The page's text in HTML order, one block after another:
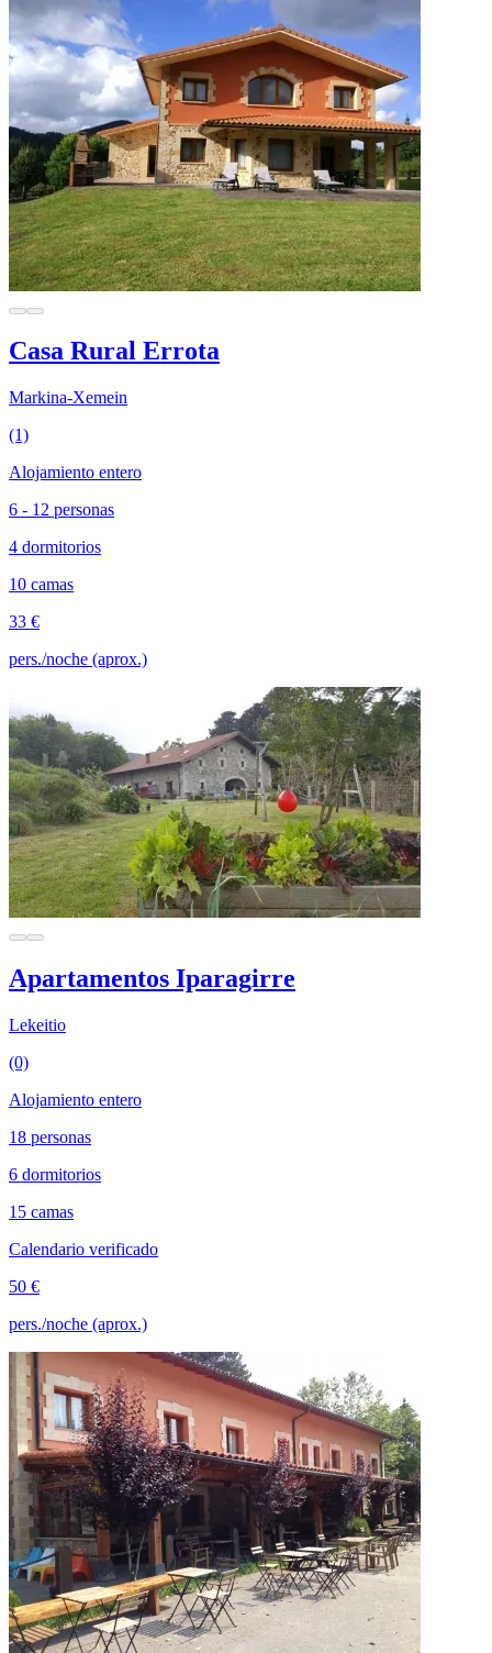
Casa Rural Errota
Markina-Xemein
(1)
Alojamiento entero
6 - 12 personas
4 dormitorios
10 camas
33 €
pers./noche (aprox.)
Apartamentos Iparagirre
Lekeitio
(0)
Alojamiento entero
18 personas
6 dormitorios
15 camas
Calendario verificado
50 €
pers./noche (aprox.)